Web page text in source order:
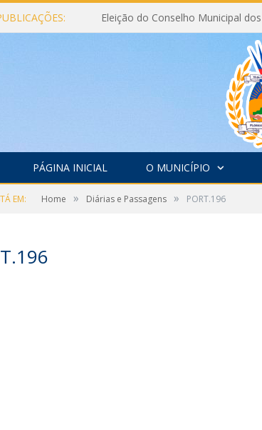
PÁGINA INICIAL O MUNICÍPIO
EM: Home » Diárias e Passagens » PORT.196